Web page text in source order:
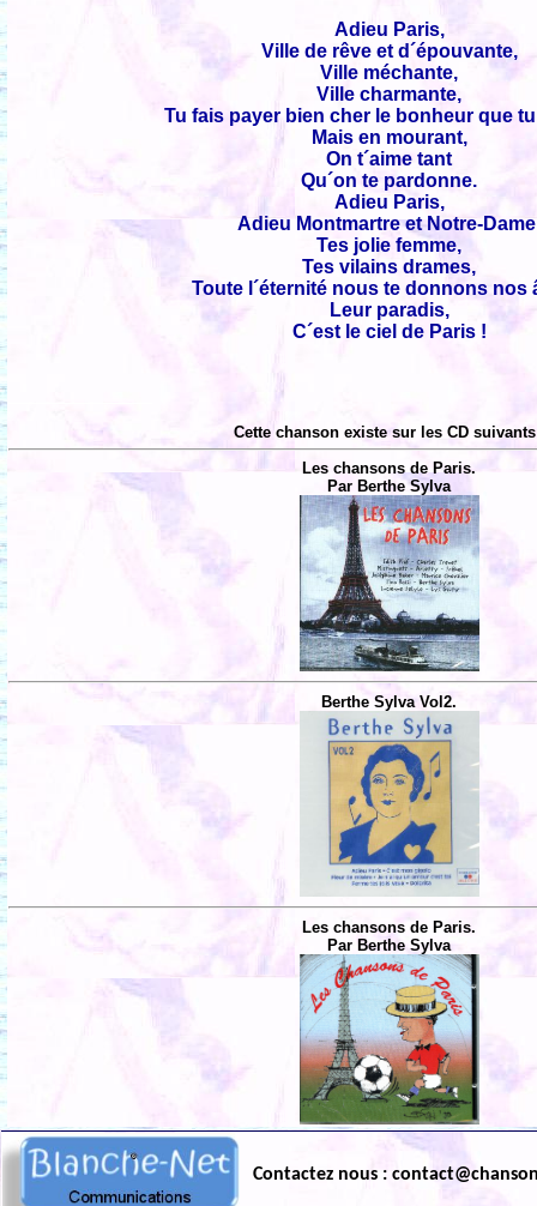
Adieu Paris,
Ville de rêve et d´épouvante,
Ville méchante,
Ville charmante,
Tu fais payer bien cher le bonheur que
Mais en mourant,
On t´aime tant
Qu´on te pardonne.
Adieu Paris,
Adieu Montmartre et Notre-
Tes jolie femme,
Tes vilains drames,
Toute l´éternité nous te donnons nos
Leur paradis,
C´est le ciel de Paris !
Cette chanson existe sur les CD
Les chansons de Paris.
Par Berthe Sylva
Berthe Sylva Vol2.
Les chansons de Paris.
Par Berthe Sylva
Contactez nous :